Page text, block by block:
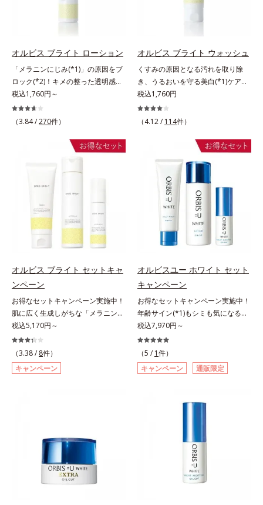
リチン酸2K各商品の詳しい情報は商
BEAUTY夏祭りは、こちら
す。気になるスポットにご使用くだ
着のある肌ではなく、ニキビが治っ
とです。*2 日焼けによるメラニン
の生成を抑え、シミ・ソバカスを防
ぐ。ニキビ・肌荒れを防ぐ。保湿ケ
アのこと。*3 L-アスコルビン酸 2-
グルコシド、リン酸L-アスコルビン
ライト シリーズは「メラニンにじ
C(*8)」を採用。肌奥(*6)まで浸透
ラニンの生成を食い止めます。また
オルビス独自成分の「ブライトVC
コンプレックス(*9)」が、透明感を
阻害する原因(*10)にアプローチし
ます。さらに肌表面のなめらかさや
に、肌荒れ防止有効成分と速効性と
持続性、2種の保湿成分も配合し、
透明感を包括的にサポート。全方位
ケアのアプローチによって、肌本来
の輝きを生かして澄み渡る、輝き透
明肌を叶えます。L＝さっぱりタイ
プ（脂性肌～普通肌）M＝しっとり
タイプ（普通肌～乾性肌）*1 γ－グ
ルタミン酸ポリペプチド、２－メタ
コリン・メタクリル酸ブチル共重合
体液*2 メラニンの生成を抑え、シ
ミ・ソバカスを防ぐ*3 日本化粧品
業界で初めてメラニンの第三のルー
トに着目し、日本放射線影響学会第
表したこと*4 うるおいにより透明
感のある肌*5 うるおいによる*6 メ
ラノサイトまで*7 シミ・ソバカス
スコルビン酸 2-グルコシド、パウダ
オルビス ブライト ローション
「メラニンにじみ(*1)」の原因をブ
ロック(*2)！キメの整った透明感
(*3)のある肌印象へ導く美白(*2)化
粧水。業界初(*4)知見「メラニンの
第三のルート」である「横のひろが
を目指すブライトニングケア(*5)シ
リーズです。受けてしまった紫外線
ダメージをきっかけに、肌深く(*6)
では「メラニンにじみ(*1)」が発
現。シミやそばかすという「点」だ
けでなく、透明感のなさなどの
「面」での透明感を阻害する原因を
引き起こしていることがわかりまし
た。そこでオルビス ブライト シリ
て「高圧処理ビタミンC(*7)」を採
バカスの原因となるメラニンの生成
を食い止めます。またオルビス独自
成分の「ブライトVCコンプレック
ス(*8)」が、透明感を阻害する原因
(*9)にアプローチします。さらに肌
表面のなめらかさやみずみずしさを
サポートするために、肌荒れ防止有
L＝さっぱりタイプ（脂性肌～普通
肌）M＝しっとりタイプ（普通肌～
乾性肌）*1 シミ・ソバカスが肌表
面にあらわれること*2 メラニンの
税込1,760円～
（3.84 /270件）
オルビス ブライト ウォッシュ
くすみの原因となる汚れを取り除
き、うるおいを守る美白(*1)ケアシ
リーズの洗顔料。業界初(*2)知見
「メラニンの第三のルート」である
「横のひろがり」に着目して、全方
ニングケア(*4)シリーズです。受け
てしまった紫外線ダメージをきっか
けに、肌深く(*5)では「メラニンに
じみ(*6)」が発現。シミやそばかす
という「点」だけでなく、透明感の
なさなどの「面」での透明感を阻害
する原因を引き起こしていることが
わかりました。そこでオルビス ブ
ライト シリーズは「メラニンにじ
C(*7)」を採用。肌奥(*5)まで浸透
し、シミやソバカスの原因となるメ
ラニンの生成を食い止めます。また
オルビス独自成分の「ブライトVC
コンプレックス(*8)」が、透明感を
阻害する原因(*9)にアプローチしま
す。さらに肌表面のなめらかさやみ
ずみずしさをサポートするために、
肌荒れ防止有効成分と速効性と持続
のアプローチによって、肌本来の輝
（脂性肌～普通肌）M＝しっとりタ
イプ（普通肌～乾性肌）*1 メラニ
ンの生成を抑え、シミ・ソバカスを
防ぐ*2 日本化粧品業界で初めてメ
税込1,760円
（4.12 / 114件）
オルビス ブライト セットキャ
ンペーン
お得なセットキャンペーン実施中！
肌に広く生成しがちな「メラニンに
じみ(*1)」の原因をブロック(*2)！
澄み渡る輝き透明肌(*3)へ。業界初
(*4)知見「メラニンの第三のルー
ト」である「横のひろがり」に着目
して、全方位から透明肌を目指すブ
ソバカスという「点」だけでなく、
透明感のなさなどの「面」での透明
感を阻害する原因を引き起こしてい
ることがわかりました。そこでオル
ビス ブライト シリーズは「メラニ
税込5,170円～
（3.38 / 8件）
キャンペーン
オルビスユー ホワイト セット
キャンペーン
お得なセットキャンペーン実施中！
年齢サイン(*1)もシミも気になる方
へ。ベニバナエキスとアルブチンの
Wケアで、若々しい透明美肌へ導く
スキンケアシリーズ。若々しく透明
感のある美肌を構成する要素と、年
齢肌のメラニン生成にアプローチし
ンケアシリーズです。「オルビスユ
と年齢の関係に着目。点在するシミ
だけでなく、メラニンが蓄積しがち
な年齢肌(*2)の“メラニンメタボ
(*3)”にアプローチして、澄みわたる
美肌を目指します。*1 乾燥やキメ
税込7,970円～
（5 / 1件）
キャンペーン
通販限定